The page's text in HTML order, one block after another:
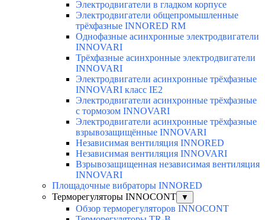
Электродвигатели в гладком корпусе
Электродвигатели общепромышленные
трёхфазные INNORED RM
Однофазные асинхронные электродвигатели
INNOVARI
Трёхфазные асинхронные электродвигатели
INNOVARI
Электродвигатели асинхронные трёхфазные
INNOVARI класс IE2
Электродвигатели асинхронные трёхфазные
с тормозом INNOVARI
Электродвигатели асинхронные трёхфазные
взрывозащищённые INNOVARI
Независимая вентиляция INNORED
Независимая вентиляция INNOVARI
Взрывозащищенная независимая вентиляция
INNOVARI
Площадочные вибраторы INNORED
Терморегуляторы INNOCONT
▼
Обзор терморегуляторов INNOCONT